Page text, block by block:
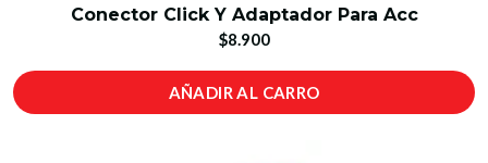
Conector Click Y Adaptador Para Acc
$8.900
AÑADIR AL CARRO